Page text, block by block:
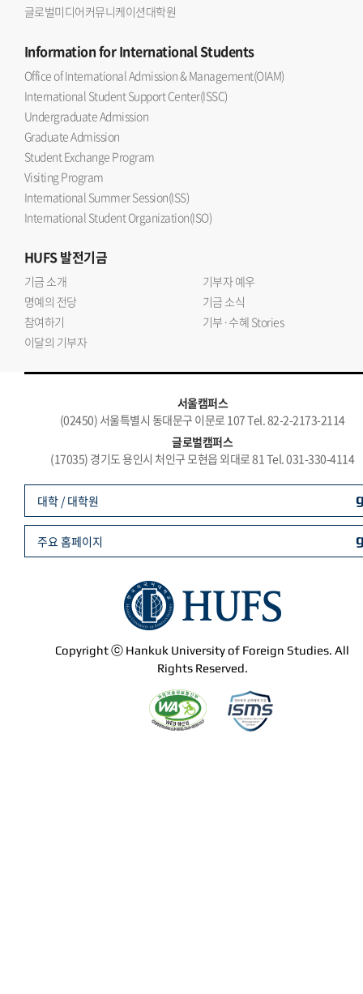
글로벌미디어커뮤니케이션대학원
Informationfor International Students
Office of International Admission & Management(OIAM)
International Student Support Center(ISSC)
Undergraduate Admission
Graduate Admission
Student Exchange Program
Visiting Program
International Summer Session(ISS)
International Student Organization(ISO)
HUFS발전기금
기금 소개
기부자 예우
명예의 전당
기금 소식
참여하기
기부·수혜 Stories
이달의 기부자
서울캠퍼스
(02450) 서울특별시 동대문구 이문로 107 Tel. 82-2-2173-2114
글로벌캠퍼스
(17035) 경기도 용인시 처인구 모현읍 외대로 81 Tel. 031-330-4114
Copyright ⓒ Hankuk University of Foreign Studies. All
Rights Reserved.
대학 / 대학원
주요 홈페이지